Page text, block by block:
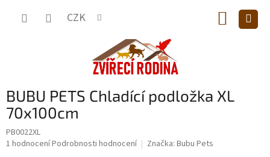
CZK
KOŠÍK
BUBU PETS Chladící podložka XL
70x100cm
PB0022XL
Průměrné
1 hodnoceníPodrobnosti hodnocení Značka: Bubu Pets